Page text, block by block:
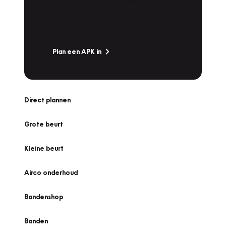
Plan een APK in
Direct plannen
Grote beurt
Kleine beurt
Airco onderhoud
Bandenshop
Banden